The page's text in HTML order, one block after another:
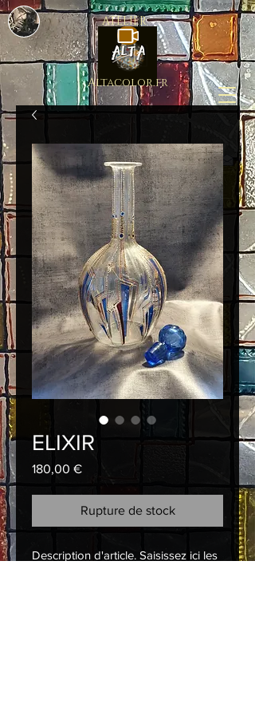
ATELIER
Altacolor.fr
ELIXIR
180,00 €Prix
Rupture de stock
Description d'article. Saisissez ici les